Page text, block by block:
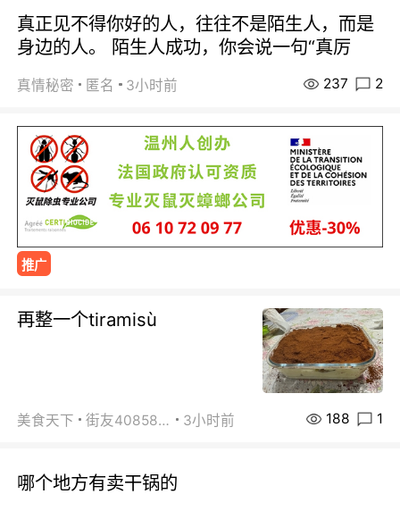
真正见不得你好的人，往往不是陌生人，而是
身边的人。 陌生人成功，你会说一句“真厉
真情秘密 匿名 3小时前 237 2
推广
再整一个tiramisù
美食天下 街友40858442 3小时前 188 1
哪个地方有卖干锅的